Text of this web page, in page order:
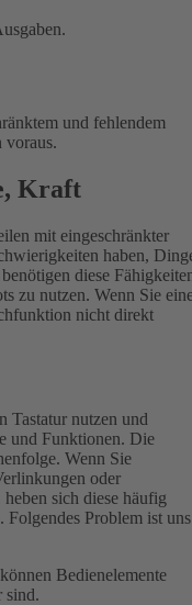
und fehlendem
voraus.
Kraft
mit eingeschränkter
haben,
diese
zu nutzen. Wenn Sie
nicht direkt
Tastatur nutzen und
und Funktionen. Die
Wenn Sie
oder
sich diese häufig
Problem ist uns
Bedienelemente
sind.